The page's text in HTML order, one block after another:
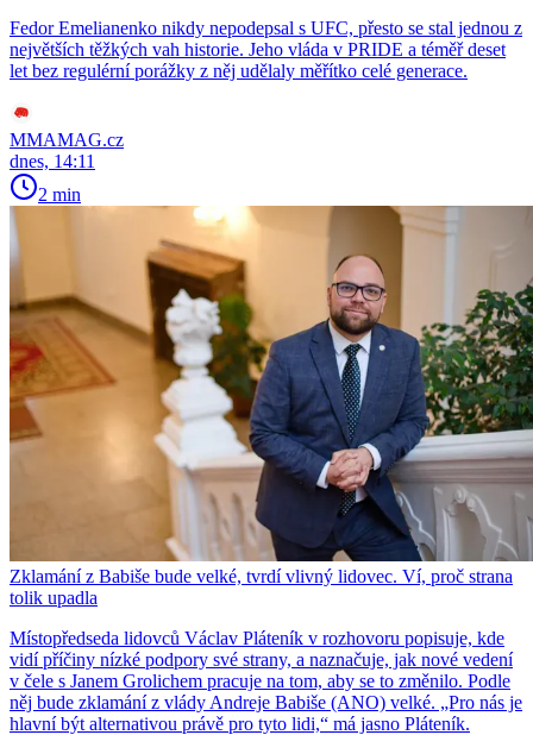
Fedor Emelianenko nikdy nepodepsal s UFC, přesto se stal jednou z
největších těžkých vah historie. Jeho vláda v PRIDE a téměř deset
let bez regulérní porážky z něj udělaly měřítko celé generace.
MMAMAG.cz
dnes, 14:11
2 min
Zklamání z Babiše bude velké, tvrdí vlivný lidovec. Ví, proč strana
tolik upadla
Místopředseda lidovců Václav Pláteník v rozhovoru popisuje, kde
vidí příčiny nízké podpory své strany, a naznačuje, jak nové vedení
v čele s Janem Grolichem pracuje na tom, aby se to změnilo. Podle
něj bude zklamání z vlády Andreje Babiše (ANO) velké. „Pro nás je
hlavní být alternativou právě pro tyto lidi,“ má jasno Pláteník.